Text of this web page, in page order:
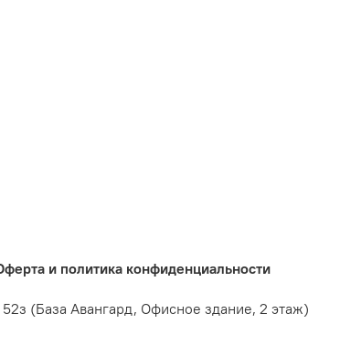
и политика конфиденциальности
(База Авангард, Офисное здание, 2 этаж)